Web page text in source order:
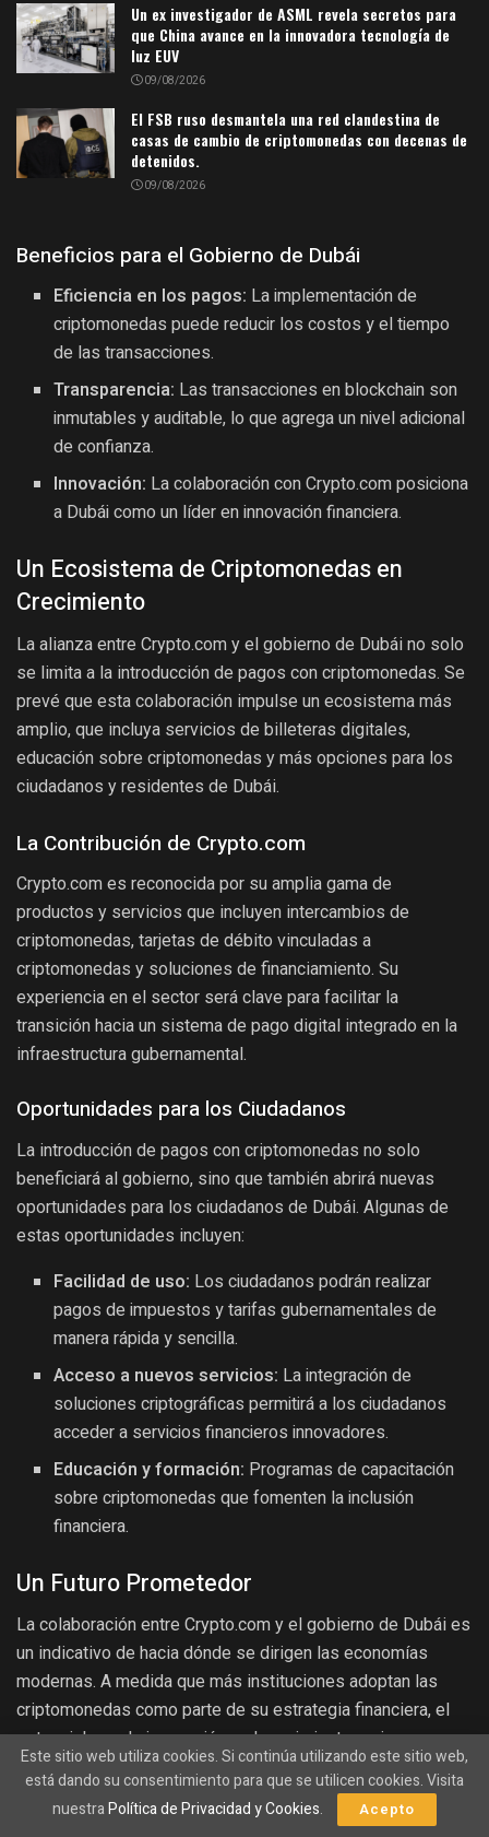
Un ex investigador de ASML revela secretos para
que China avance en la innovadora tecnología de
luz EUV
09/08/2026
El FSB ruso desmantela una red clandestina de
casas de cambio de criptomonedas con decenas de
detenidos.
09/08/2026
Beneficios para el Gobierno de Dubái
Eficiencia en los pagos: La implementación de
criptomonedas puede reducir los costos y el tiempo
de las transacciones.
Transparencia: Las transacciones en blockchain son
inmutables y auditable, lo que agrega un nivel adicional
de confianza.
Innovación: La colaboración con Crypto.com posiciona
a Dubái como un líder en innovación financiera.
Un Ecosistema de Criptomonedas en
Crecimiento
La alianza entre Crypto.com y el gobierno de Dubái no solo
se limita a la introducción de pagos con criptomonedas. Se
prevé que esta colaboración impulse un ecosistema más
amplio, que incluya servicios de billeteras digitales,
educación sobre criptomonedas y más opciones para los
ciudadanos y residentes de Dubái.
La Contribución de Crypto.com
Crypto.com es reconocida por su amplia gama de
productos y servicios que incluyen intercambios de
criptomonedas, tarjetas de débito vinculadas a
criptomonedas y soluciones de financiamiento. Su
experiencia en el sector será clave para facilitar la
transición hacia un sistema de pago digital integrado en la
infraestructura gubernamental.
Oportunidades para los Ciudadanos
La introducción de pagos con criptomonedas no solo
beneficiará al gobierno, sino que también abrirá nuevas
oportunidades para los ciudadanos de Dubái. Algunas de
estas oportunidades incluyen:
Facilidad de uso: Los ciudadanos podrán realizar
pagos de impuestos y tarifas gubernamentales de
manera rápida y sencilla.
Acceso a nuevos servicios: La integración de
soluciones criptográficas permitirá a los ciudadanos
acceder a servicios financieros innovadores.
Educación y formación: Programas de capacitación
sobre criptomonedas que fomenten la inclusión
financiera.
Un Futuro Prometedor
La colaboración entre Crypto.com y el gobierno de Dubái es
un indicativo de hacia dónde se dirigen las economías
modernas. A medida que más instituciones adoptan las
criptomonedas como parte de su estrategia financiera, el
potencial para la innovación y el crecimiento es inmenso.
Dubái, con su enfoque proactivo hacia la tecnología y la
innovación, está en una posición privilegiada para liderar
Este sitio web utiliza cookies. Si continúa utilizando este sitio web,
está dando su consentimiento para que se utilicen cookies. Visita
nuestraPolítica de Privacidad y Cookies. Acepto